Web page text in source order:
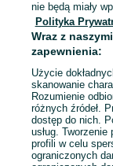
Mapa kategorii
Mapa miejscowości
Mapa ministron
Popularne
nie będą miały
Polityka
Wraz z
zapewnienia:
Użycie
skanowanie
Rozumienie
różnych źródeł.
dostęp do nich.
usług.
profili w celu
ograniczonych